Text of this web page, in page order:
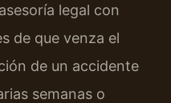
legal con
de que venza el
de un accidente
semanas o